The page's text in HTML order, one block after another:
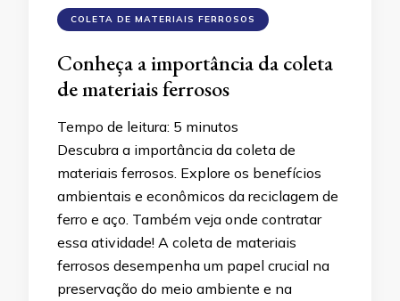
COLETA DE MATERIAIS FERROSOS
Conheça a importância da coleta
de materiais ferrosos
Tempo de leitura: 5 minutos
Descubra a importância da coleta de
materiais ferrosos. Explore os benefícios
ambientais e econômicos da reciclagem de
ferro e aço. Também veja onde contratar
essa atividade! A coleta de materiais
ferrosos desempenha um papel crucial na
preservação do meio ambiente e na